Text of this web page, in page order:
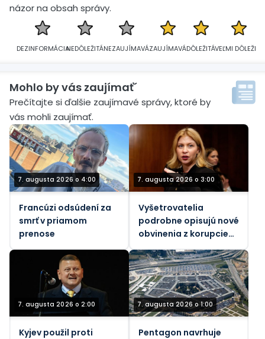
názor na obsah správy.
DEZINFORMÁCIANEDÔLEŽITÁNEZAUJÍMAVÁZAUJÍMAVÁDÔLEŽITÁVEĽMI DÔLEŽITÁ
Mohlo by vás zaujímať´
Prečítajte si ďalšie zaujímavé správy, ktoré by
vás mohli zaujímať.
7. augusta 2026 o 4:00
Francúzi odsúdení za
smrť v priamom
prenose
7. augusta 2026 o 3:00
Vyšetrovatelia
podrobne opisujú nové
obvinenia z korupcie
veľvyslankyni v USA
7. augusta 2026 o 2:00
Kyjev použil proti
7. augusta 2026 o 1:00
Pentagon navrhuje